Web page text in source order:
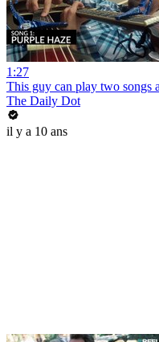
1:27
This guy can play two songs
The Daily Dot
il y a 10 ans